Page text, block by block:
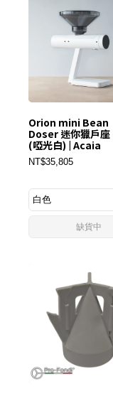
Orion mini Bean
Doser 迷你獵戶座
(啞光白) | Acaia
NT$35,805
缺貨中